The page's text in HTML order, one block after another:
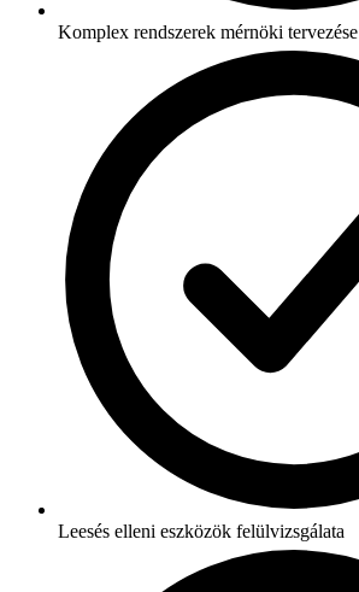
Komplex rendszerek mérnöki tervezése
Leesés elleni eszközök felülvizsgálata